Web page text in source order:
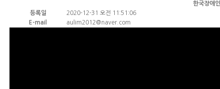
한국장애
등록일
2020-12-31 오전 11:51:06
E-mail
aulim2012@naver.com